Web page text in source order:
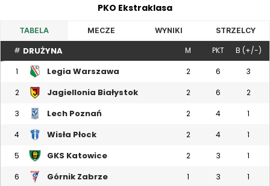
PKO Ekstraklasa
TABELA MECZE WYNIKI STRZELCY
# DRUŻYNA M PKT B (+/-)
1 Legia Warszawa 2 6 3
2 Jagiellonia Białystok 2 6 2
3 Lech Poznań 2 4 1
4 Wisła Płock 2 4 1
5 GKS Katowice 2 3 1
6 Górnik Zabrze 1 3 1